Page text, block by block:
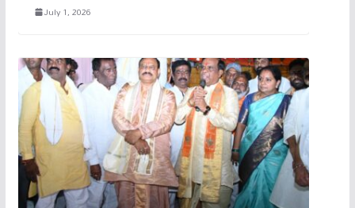
July 1, 2026